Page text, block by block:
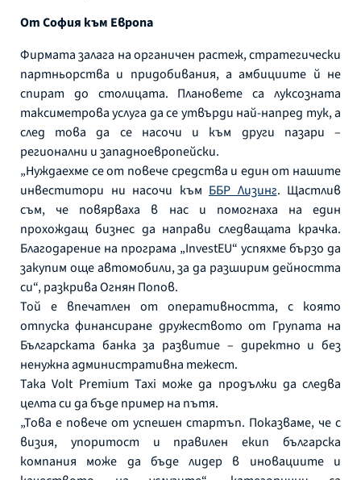
От София към Европа
Фирмата залага на органичен растеж, стратегически
партньорства и придобивания, а амбициите й не
спират до столицата. Плановете са луксозната
таксиметрова услуга да се утвърди най-напред тук, а
след това да се насочи и към други пазари –
регионални и западноевропейски.
„Нуждаехме се от повече средства и един от нашите
инвеститори ни насочи към ББР Лизинг. Щастлив
съм, че повярваха в нас и помогнаха на един
прохождащ бизнес да направи следващата крачка.
Благодарение на програма „InvestEU“ успяхме бързо да
закупим още автомобили, за да разширим дейността
си“, разкрива Огнян Попов.
Той е впечатлен от оперативността, с която
отпуска финансиране дружеството от Групата на
Българската банка за развитие – директно и без
ненужна административна тежест.
Така Volt Premium Taxi може да продължи да следва
целта си да бъде пример на пътя.
„Това е повече от успешен стартъп. Показваме, че с
визия, упоритост и правилен екип българска
компания може да бъде лидер в иновациите и